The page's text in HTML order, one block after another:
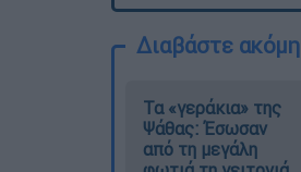
Διαβάστε ακόμη
Τα «γεράκια» της
Ψάθας: Έσωσαν
από τη μεγάλη